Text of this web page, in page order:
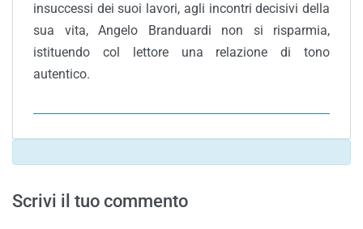
insuccessi dei suoi lavori, agli incontri decisivi della
sua vita, Angelo Branduardi non si risparmia,
istituendo col lettore una relazione di tono
autentico.
Scrivi il tuo commento